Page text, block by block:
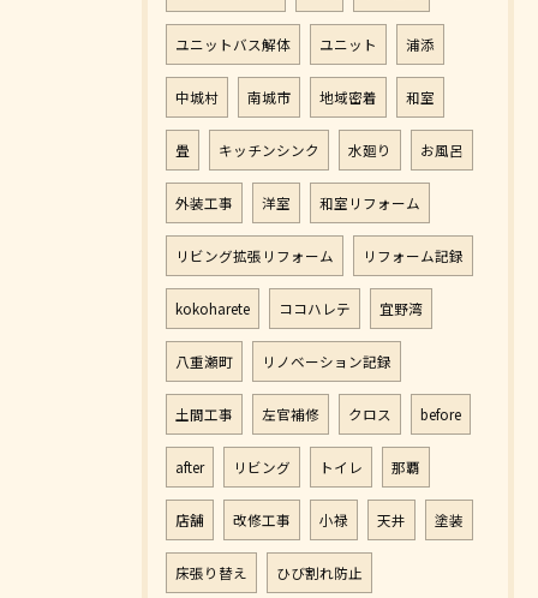
ユニットバス解体 ユニット 浦添
中城村 南城市 地域密着 和室
畳 キッチンシンク 水廻り お風呂
外装工事 洋室 和室リフォーム
リビング拡張リフォーム リフォーム記録
kokoharete ココハレテ 宜野湾
八重瀬町 リノベーション記録
土間工事 左官補修 クロス before
after リビング トイレ 那覇
店舗 改修工事 小禄 天井 塗装
床張り替え ひび割れ防止